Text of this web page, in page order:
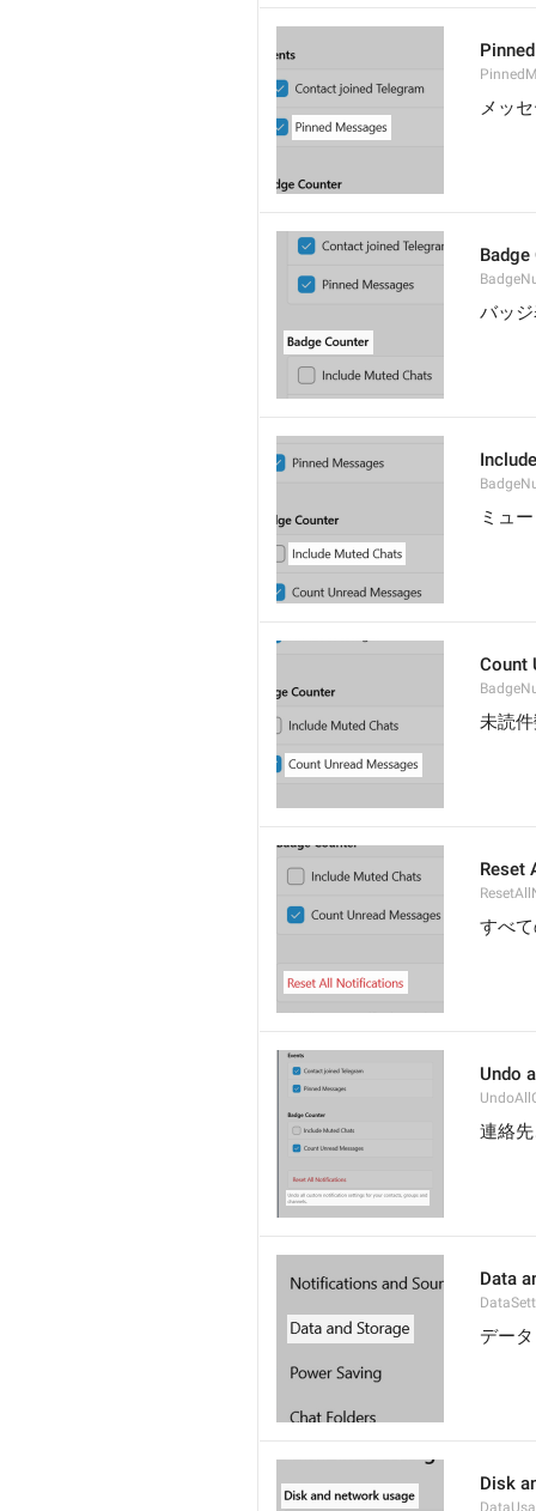
メッ
Badge
バッ
ミュ
Count
未読
Reset
すべ
Undo
連絡
Data
デー
Disk